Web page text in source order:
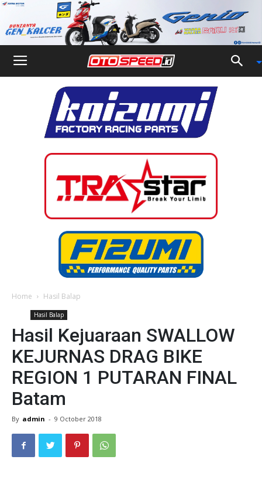
Home Hasil Balap
Hasil Balap
Hasil Kejuaraan SWALLOW
KEJURNAS DRAG BIKE
REGION 1 PUTARAN FINAL
Batam
By admin - 9 October 2018